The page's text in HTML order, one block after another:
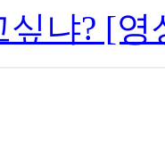
싶냐? [